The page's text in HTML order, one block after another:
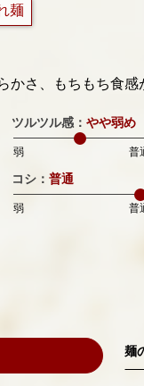
麺
さ、もちもち食感
ツルツル感：やや弱め
弱 普
コシ：普通
弱 普
麺